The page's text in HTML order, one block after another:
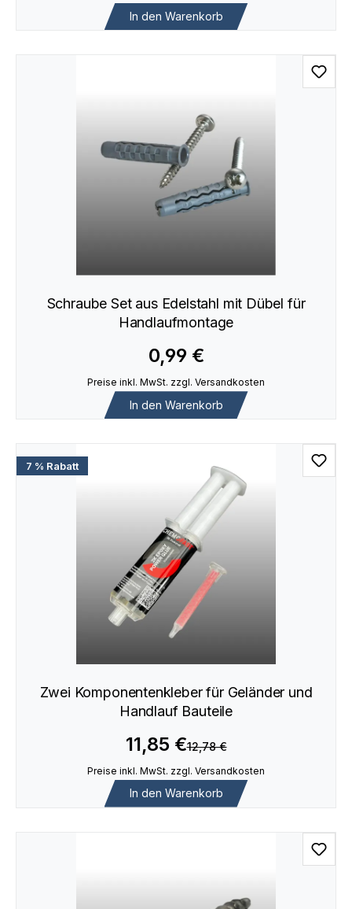
In den Warenkorb
Schraube Set aus Edelstahl mit Dübel für
Handlaufmontage
0,99 €
Preise inkl. MwSt. zzgl. Versandkosten
In den Warenkorb
7 % Rabatt
Zwei Komponentenkleber für Geländer und
Handlauf Bauteile
11,85 €12,78 €
Preise inkl. MwSt. zzgl. Versandkosten
In den Warenkorb